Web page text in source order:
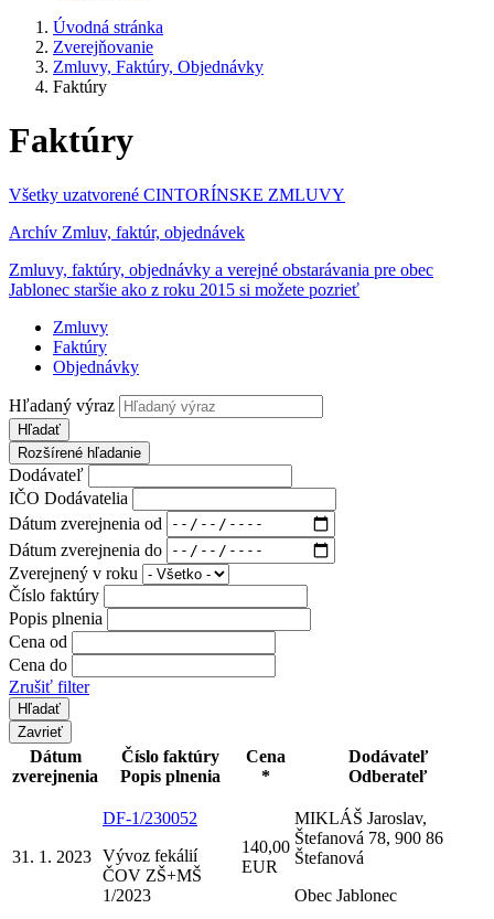
Úvodná stránka
Zverejňovanie
Zmluvy, Faktúry, Objednávky
Faktúry
Faktúry
Všetky uzatvorené CINTORÍNSKE ZMLUVY
Archív Zmluv, faktúr, objednávek
Zmluvy, faktúry, objednávky a verejné obstarávania pre obec
Jablonec staršie ako z roku 2015 si možete pozrieť
Zmluvy
Faktúry
Objednávky
Hľadaný výraz
Hľadať
Rozšírené hľadanie
Dodávateľ
IČO Dodávatelia
Dátum zverejnenia od
Dátum zverejnenia do
Zverejnený v roku
Číslo faktúry
Popis plnenia
Cena od
Cena do
Zrušiť filter
Zavrieť
Dátum
zverejnenia
Číslo faktúry
Popis plnenia
Cena
*
Dodávateľ
Odberateľ
31. 1. 2023
DF-1/230052
Vývoz fekálií
ČOV ZŠ+MŠ
1/2023
140,00
EUR
MIKLÁŠ Jaroslav,
Štefanová 78, 900 86
Štefanová
Obec Jablonec